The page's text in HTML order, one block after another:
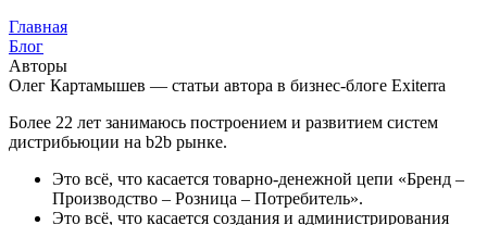
Главная
Блог
Авторы
Олег Картамышев — статьи автора в бизнес-блоге Exiterra
Более 22 лет занимаюсь построением и развитием систем
дистрибьюции на b2b рынке.
Это всё, что касается товарно-денежной цепи «Бренд –
Производство – Розница – Потребитель».
Это всё, что касается создания и администрирования